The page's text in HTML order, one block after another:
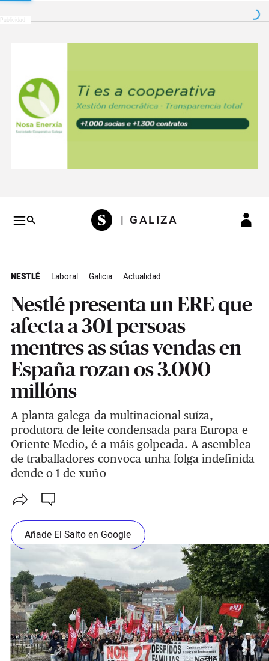
Salto a contenido
| GALIZA
NESTLÉ Laboral Galicia Actualidad
Nestlé presenta un ERE que
afecta a 301 persoas
mentres as súas vendas en
España rozan os 3.000
millóns
A planta galega da multinacional suíza,
produtora de leite condensada para Europa e
Oriente Medio, é a máis golpeada. A asemblea
de traballadores convoca unha folga indefinida
dende o 1 de xuño
Añade El Salto en Google